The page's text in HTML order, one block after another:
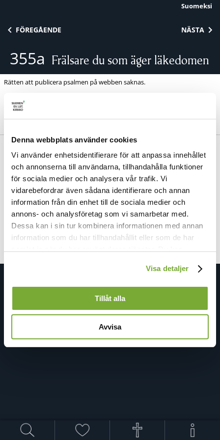
Denna webbplats använder cookies
Vi använder enhetsidentifierare för att anpassa innehållet
och annonserna till användarna, tillhandahålla funktioner
för sociala medier och analysera vår trafik. Vi
vidarebefordrar även sådana identifierare och annan
information från din enhet till de sociala medier och
annons- och analysföretag som vi samarbetar med.
Dessa kan i sin tur kombinera informationen med annan
information som du har tillhandahållit eller som de har
-länken i nedre delen
Visa detaljer
Tillåt alla
Avvisa
Suomeksi
FÖREGÅENDE NÄSTA
355a Frälsare du som äger läkedomen
Rätten att publicera psalmen på webben saknas.
Kirsten Dorothea Aagaard Hansen 1877, 1878. Övers.
Britt Gerda Hallqvist 1968. | Melodi: Erkki Melartin
1923.
Samma melodi:82|328|501|572
Avdelning: Skuld och förlåtelse
289 i finska psalmboken